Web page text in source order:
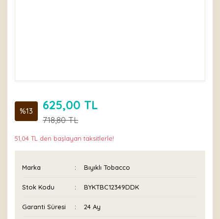
%13 625,00 TL
718,80 TL
51,04 TL den başlayan taksitlerle!
Marka Bıyıklı Tobacco
Stok Kodu BYKTBC12349DDK
Garanti Süresi 24 Ay